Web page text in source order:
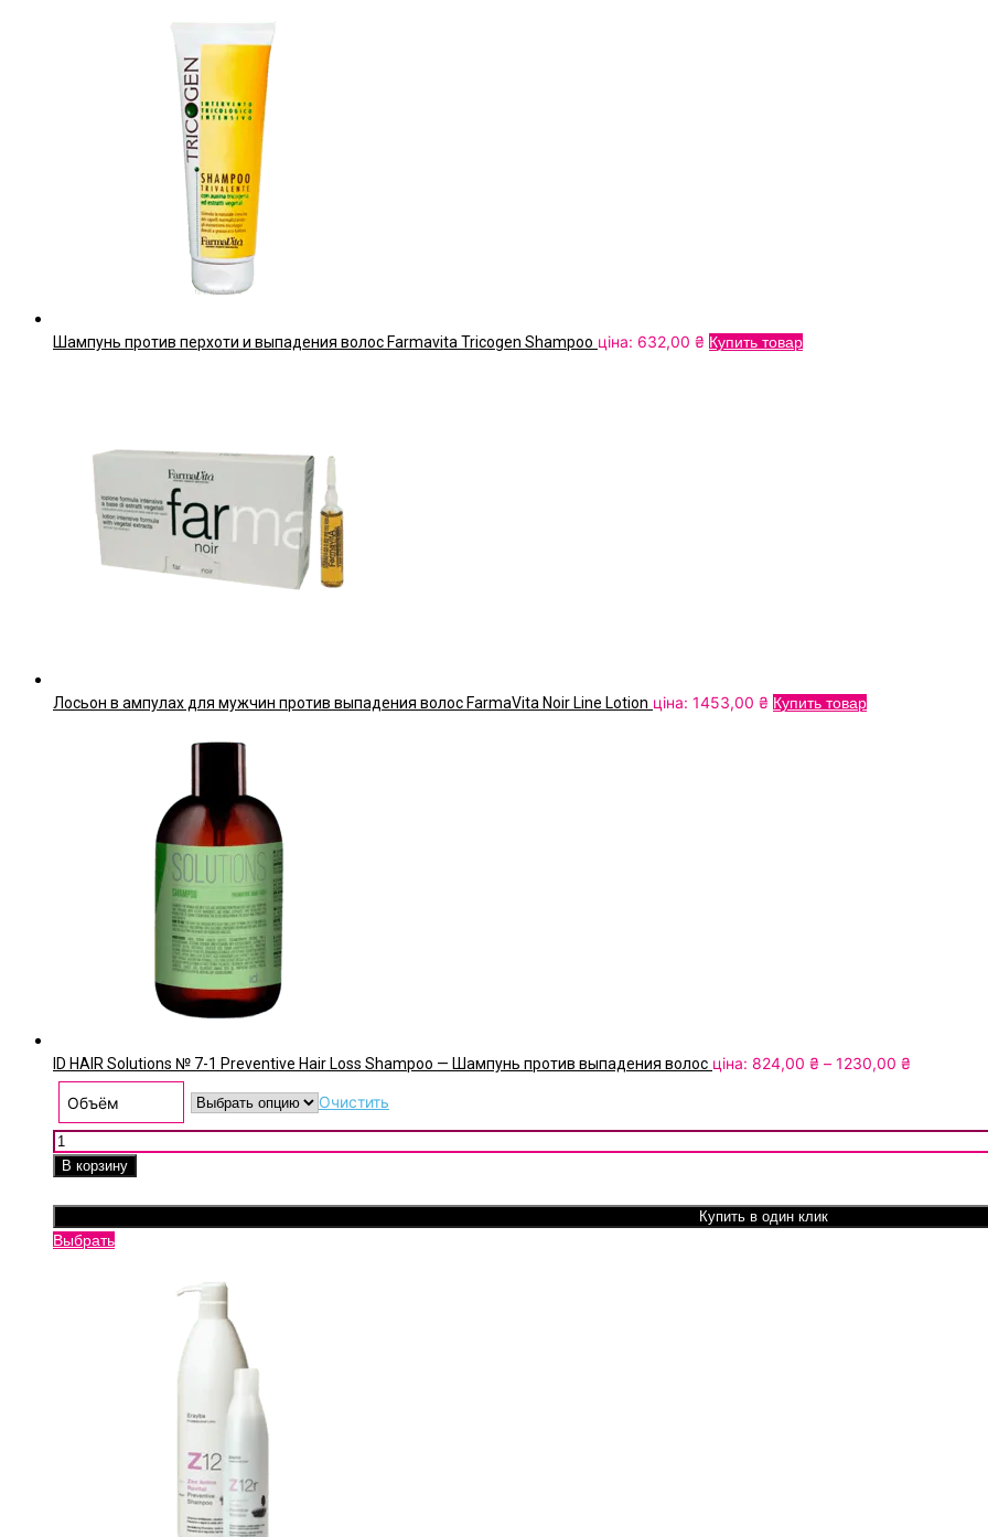
Шампунь против перхоти и выпадения волос Farmavita Tricogen Shampoo ціна: 632,00 ₴ Купить товар
Лосьон в ампулах для мужчин против выпадения волос FarmaVita Noir Line Lotion ціна: 1453,00 ₴ Купить товар
ID HAIR Solutions № 7-1 Preventive Hair Loss Shampoo — Шампунь против выпадения волос ціна: 824,00 ₴ – 1230,00 ₴
–
1230,00 ₴
Объём
Очистить
Количество товара ID HAIR Solutions № 7-1 Preventive Hair Loss Shampoo - Шампунь против выпадения волос
В корзину
Купить в один клик
ВыбратьЭтот